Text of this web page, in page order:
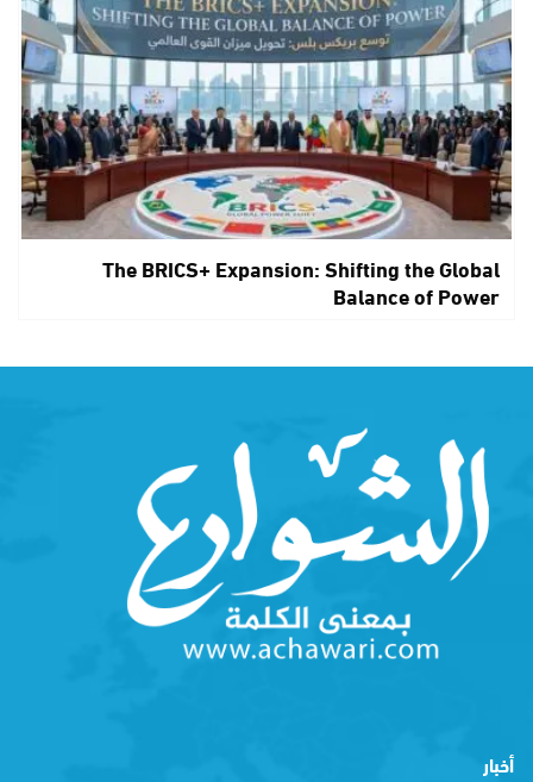
The BRICS+ Expansion: Shifting the Global
Balance of Power
أخبار